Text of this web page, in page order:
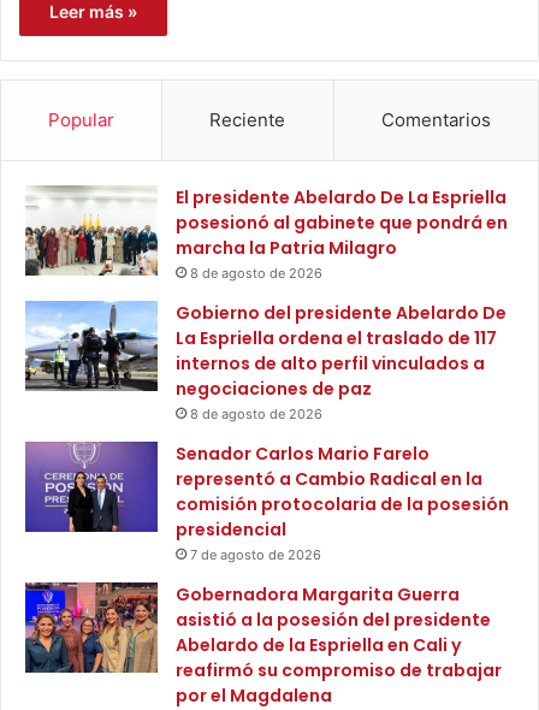
Leer más »
Popular Reciente Comentarios
El presidente Abelardo De La Espriella
posesionó al gabinete que pondrá en
marcha la Patria Milagro
8 de agosto de 2026
Gobierno del presidente Abelardo De
La Espriella ordena el traslado de 117
internos de alto perfil vinculados a
negociaciones de paz
8 de agosto de 2026
Senador Carlos Mario Farelo
representó a Cambio Radical en la
comisión protocolaria de la posesión
presidencial
7 de agosto de 2026
Gobernadora Margarita Guerra
asistió a la posesión del presidente
Abelardo de la Espriella en Cali y
reafirmó su compromiso de trabajar
por el Magdalena